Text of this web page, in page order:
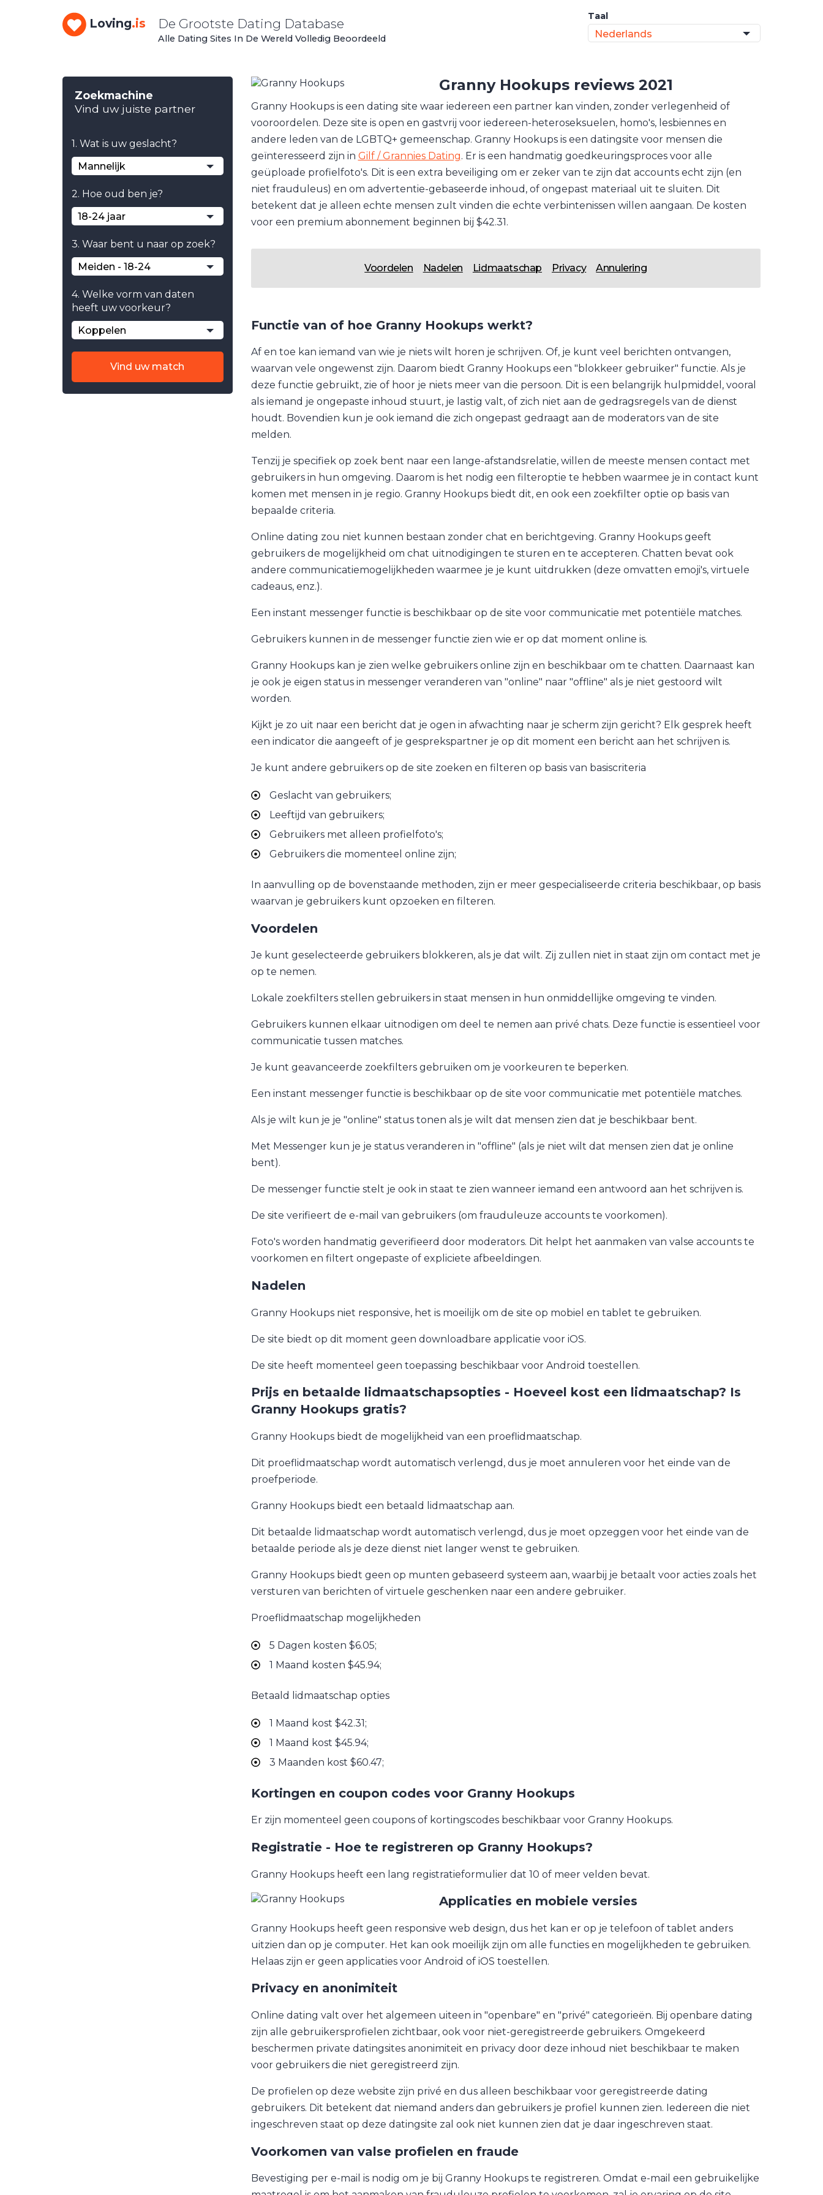
Loving.is De Grootste Dating Database
Alle Dating Sites In De Wereld Volledig Beoordeeld
Taal
Nederlands
Zoekmachine
Vind uw juiste partner
1. Wat is uw geslacht?
Mannelijk
2. Hoe oud ben je?
18-24 jaar
3. Waar bent u naar op zoek?
Meiden - 18-24
4. Welke vorm van daten
heeft uw voorkeur?
Koppelen
Vind uw match
Granny Hookups reviews 2021
Granny Hookups is een dating site waar iedereen een partner kan vinden, zonder verlegenheid of
vooroordelen. Deze site is open en gastvrij voor iedereen-heteroseksuelen, homo's, lesbiennes en
andere leden van de LGBTQ+ gemeenschap. Granny Hookups is een datingsite voor mensen die
geïnteresseerd zijn in Gilf / Grannies Dating. Er is een handmatig goedkeuringsproces voor alle
geüploade profielfoto's. Dit is een extra beveiliging om er zeker van te zijn dat accounts echt zijn (en
niet frauduleus) en om advertentie-gebaseerde inhoud, of ongepast materiaal uit te sluiten. Dit
betekent dat je alleen echte mensen zult vinden die echte verbintenissen willen aangaan. De kosten
voor een premium abonnement beginnen bij $42.31.
Voordelen Nadelen Lidmaatschap Privacy Annulering
Functie van of hoe Granny Hookups werkt?
Af en toe kan iemand van wie je niets wilt horen je schrijven. Of, je kunt veel berichten ontvangen,
waarvan vele ongewenst zijn. Daarom biedt Granny Hookups een "blokkeer gebruiker" functie. Als je
deze functie gebruikt, zie of hoor je niets meer van die persoon. Dit is een belangrijk hulpmiddel, vooral
als iemand je ongepaste inhoud stuurt, je lastig valt, of zich niet aan de gedragsregels van de dienst
houdt. Bovendien kun je ook iemand die zich ongepast gedraagt aan de moderators van de site
melden.
Tenzij je specifiek op zoek bent naar een lange-afstandsrelatie, willen de meeste mensen contact met
gebruikers in hun omgeving. Daarom is het nodig een filteroptie te hebben waarmee je in contact kunt
komen met mensen in je regio. Granny Hookups biedt dit, en ook een zoekfilter optie op basis van
bepaalde criteria.
Online dating zou niet kunnen bestaan zonder chat en berichtgeving. Granny Hookups geeft
gebruikers de mogelijkheid om chat uitnodigingen te sturen en te accepteren. Chatten bevat ook
andere communicatiemogelijkheden waarmee je je kunt uitdrukken (deze omvatten emoji's, virtuele
cadeaus, enz.).
Een instant messenger functie is beschikbaar op de site voor communicatie met potentiële matches.
Gebruikers kunnen in de messenger functie zien wie er op dat moment online is.
Granny Hookups kan je zien welke gebruikers online zijn en beschikbaar om te chatten. Daarnaast kan
je ook je eigen status in messenger veranderen van "online" naar "offline" als je niet gestoord wilt
worden.
Kijkt je zo uit naar een bericht dat je ogen in afwachting naar je scherm zijn gericht? Elk gesprek heeft
een indicator die aangeeft of je gesprekspartner je op dit moment een bericht aan het schrijven is.
Je kunt andere gebruikers op de site zoeken en filteren op basis van basiscriteria
Geslacht van gebruikers;
Leeftijd van gebruikers;
Gebruikers met alleen profielfoto's;
Gebruikers die momenteel online zijn;
In aanvulling op de bovenstaande methoden, zijn er meer gespecialiseerde criteria beschikbaar, op basis
waarvan je gebruikers kunt opzoeken en filteren.
Voordelen
Je kunt geselecteerde gebruikers blokkeren, als je dat wilt. Zij zullen niet in staat zijn om contact met je
op te nemen.
Lokale zoekfilters stellen gebruikers in staat mensen in hun onmiddellijke omgeving te vinden.
Gebruikers kunnen elkaar uitnodigen om deel te nemen aan privé chats. Deze functie is essentieel voor
communicatie tussen matches.
Je kunt geavanceerde zoekfilters gebruiken om je voorkeuren te beperken.
Een instant messenger functie is beschikbaar op de site voor communicatie met potentiële matches.
Als je wilt kun je je "online" status tonen als je wilt dat mensen zien dat je beschikbaar bent.
Met Messenger kun je je status veranderen in "offline" (als je niet wilt dat mensen zien dat je online
bent).
De messenger functie stelt je ook in staat te zien wanneer iemand een antwoord aan het schrijven is.
De site verifieert de e-mail van gebruikers (om frauduleuze accounts te voorkomen).
Foto's worden handmatig geverifieerd door moderators. Dit helpt het aanmaken van valse accounts te
voorkomen en filtert ongepaste of expliciete afbeeldingen.
Nadelen
Granny Hookups niet responsive, het is moeilijk om de site op mobiel en tablet te gebruiken.
De site biedt op dit moment geen downloadbare applicatie voor iOS.
De site heeft momenteel geen toepassing beschikbaar voor Android toestellen.
Prijs en betaalde lidmaatschapsopties - Hoeveel kost een lidmaatschap? Is
Granny Hookups gratis?
Granny Hookups biedt de mogelijkheid van een proeflidmaatschap.
Dit proeflidmaatschap wordt automatisch verlengd, dus je moet annuleren voor het einde van de
proefperiode.
Granny Hookups biedt een betaald lidmaatschap aan.
Dit betaalde lidmaatschap wordt automatisch verlengd, dus je moet opzeggen voor het einde van de
betaalde periode als je deze dienst niet langer wenst te gebruiken.
Granny Hookups biedt geen op munten gebaseerd systeem aan, waarbij je betaalt voor acties zoals het
versturen van berichten of virtuele geschenken naar een andere gebruiker.
Proeflidmaatschap mogelijkheden
5 Dagen kosten $6.05;
1 Maand kosten $45.94;
Betaald lidmaatschap opties
1 Maand kost $42.31;
1 Maand kost $45.94;
3 Maanden kost $60.47;
Kortingen en coupon codes voor Granny Hookups
Er zijn momenteel geen coupons of kortingscodes beschikbaar voor Granny Hookups.
Registratie - Hoe te registreren op Granny Hookups?
Granny Hookups heeft een lang registratieformulier dat 10 of meer velden bevat.
Applicaties en mobiele versies
Granny Hookups heeft geen responsive web design, dus het kan er op je telefoon of tablet anders
uitzien dan op je computer. Het kan ook moeilijk zijn om alle functies en mogelijkheden te gebruiken.
Helaas zijn er geen applicaties voor Android of iOS toestellen.
Privacy en anonimiteit
Online dating valt over het algemeen uiteen in "openbare" en "privé" categorieën. Bij openbare dating
zijn alle gebruikersprofielen zichtbaar, ook voor niet-geregistreerde gebruikers. Omgekeerd
beschermen private datingsites anonimiteit en privacy door deze inhoud niet beschikbaar te maken
voor gebruikers die niet geregistreerd zijn.
De profielen op deze website zijn privé en dus alleen beschikbaar voor geregistreerde dating
gebruikers. Dit betekent dat niemand anders dan gebruikers je profiel kunnen zien. Iedereen die niet
ingeschreven staat op deze datingsite zal ook niet kunnen zien dat je daar ingeschreven staat.
Voorkomen van valse profielen en fraude
Bevestiging per e-mail is nodig om je bij Granny Hookups te registreren. Omdat e-mail een gebruikelijke